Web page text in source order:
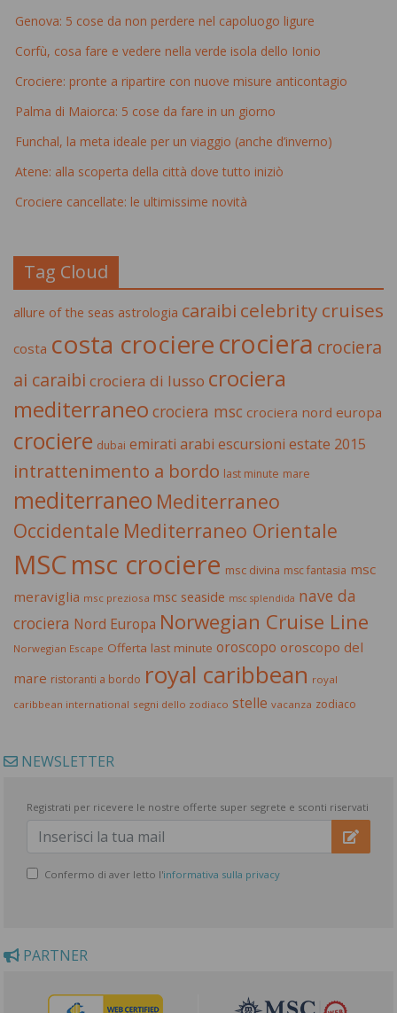
Genova: 5 cose da non perdere nel capoluogo ligure
Corfù, cosa fare e vedere nella verde isola dello Ionio
Crociere: pronte a ripartire con nuove misure anticontagio
Palma di Maiorca: 5 cose da fare in un giorno
Funchal, la meta ideale per un viaggio (anche d’inverno)
Atene: alla scoperta della città dove tutto iniziò
Crociere cancellate: le ultimissime novità
Tag Cloud
allure of the seas astrologia caraibi celebrity cruises
costa costa crocierecrociera crociera
ai caraibi crociera di lusso crociera
mediterraneo crociera msc crociera nord europa
crociere dubai emirati arabi escursioni estate 2015
intrattenimento a bordo last minute mare
mediterraneo Mediterraneo
Occidentale Mediterraneo Orientale
MSCmsc crociere msc divina msc fantasia msc
meraviglia msc preziosa msc seaside msc splendida nave da
crociera Nord Europa Norwegian Cruise Line
Norwegian Escape Offerta last minute oroscopo oroscopo del
mare ristoranti a bordo royal caribbean royal
caribbean international segni dello zodiaco stelle vacanza zodiaco
NEWSLETTER
Registrati per ricevere le nostre offerte super segrete e sconti riservati
Confermo di aver letto l'informativa sulla privacy
PARTNER